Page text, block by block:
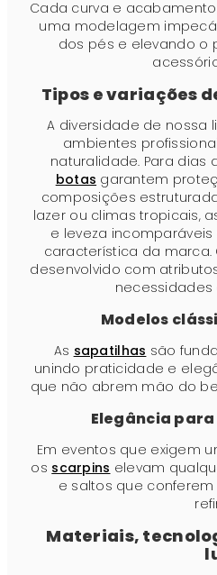
Cada curva e
uma modelagem
dos pés e elevando o
Tipos e variações
A diversidade de nossa
ambientes
naturalidade. Para dias
botas garantem
composições
lazer ou climas tropicais,
e leveza
característica da
desenvolvido com
necessidades
Modelos
As sapatilhas são
unindo praticidade e
que não abrem mão do
Elegância
Em eventos que exigem
os scarpins elevam
e saltos que
Materiais,